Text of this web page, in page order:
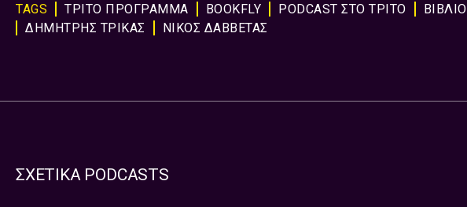
TAGS ΤΡΙΤΟ ΠΡΟΓΡΑΜΜΑ BOOKFLY PODCAST ΣΤΟ ΤΡΊΤΟ ΒΙΒΛΊΟ
ΔΗΜΗΤΡΗΣ ΤΡΙΚΑΣ
ΝΙΚΟΣ ΔΑΒΒΕΤΑΣ
ΣΧΕΤΙΚΑ PODCASTS